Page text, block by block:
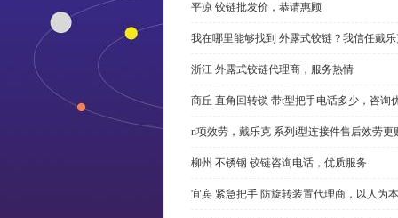
平凉 铰链批发价，恭请惠顾
我在哪里能够找到 外露式铰链？我信任戴
浙江 外露式铰链代理商，服务热情
商丘 直角回转锁 带t型把手电话多少，咨询
n项效劳，戴乐克 系列i型连接件售后效劳更
柳州 不锈钢 铰链咨询电话，优质服务
宜宾 紧急把手 防旋转装置代理商，以人为本